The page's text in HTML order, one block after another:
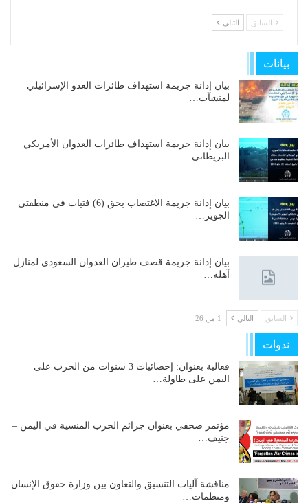
السابق التالي
بيانات
بيان إدانة جريمة استهداف طائرات العدو الإسرائيلي
لمنشآت…
بيان إدانة جريمة استهداف طائرات العدوان الأمريكي
البريطاني…
بيان إدانة جريمة الاغتصاب بحق (6) فتيات في منطقتي
الجوير…
بيان إدانة جريمة قصف طيران العدوان السعودي لمنازل
آهلة…
السابق التالي 1 من 26
ندوات
فعالية بعنوان: إحصائيات 3 سنوات من الحرب على
اليمن على طاولة…
مؤتمر صحفي بعنوان جرائم الحرب المنسية في اليمن –
جنيف…
مناقشة آليات التنسيق والتعاون بين وزارة حقوق الإنسان
ومنظمات…